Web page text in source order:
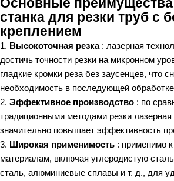
Основные преимущества
станка для резки труб с
креплением
1. Высокоточная резка: лазерная
достичь точности резки на микронном
гладкие кромки реза без заусенцев, что
необходимость в последующей
2. Эффективное производство : по
традиционными методами резки лазерная
значительно повышает эффективность
3. Широкая применимость : применимо
материалам, включая углеродистую
сталь, алюминиевые сплавы и т. д., для